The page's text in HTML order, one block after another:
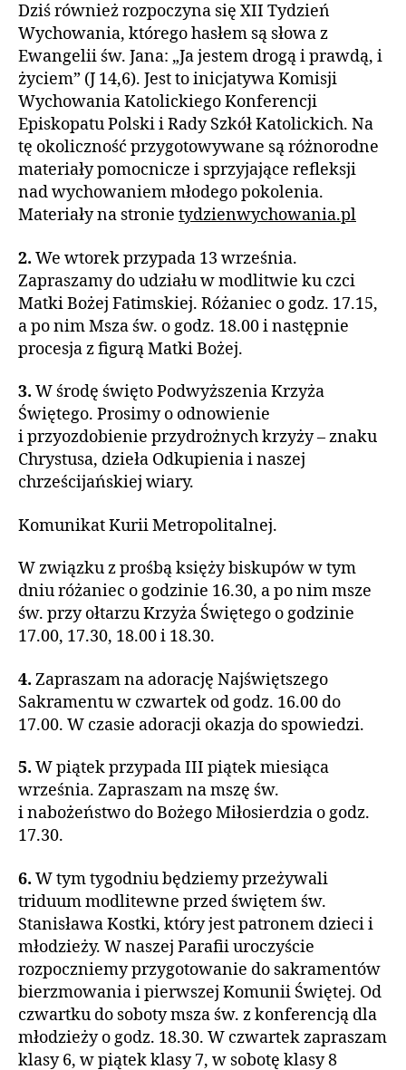
Dziś również rozpoczyna się XII Tydzień
Wychowania, którego hasłem są słowa z
Ewangelii św. Jana: „Ja jestem drogą i prawdą, i
życiem” (J 14,6). Jest to inicjatywa Komisji
Wychowania Katolickiego Konferencji
Episkopatu Polski i Rady Szkół Katolickich. Na
tę okoliczność przygotowywane są różnorodne
materiały pomocnicze i sprzyjające refleksji
nad wychowaniem młodego pokolenia.
Materiały na stronie tydzienwychowania.pl
2. We wtorek przypada 13 września.
Zapraszamy do udziału w modlitwie ku czci
Matki Bożej Fatimskiej. Różaniec o godz. 17.15,
a po nim Msza św. o godz. 18.00 i następnie
procesja z figurą Matki Bożej.
3. W środę święto Podwyższenia Krzyża
Świętego. Prosimy o odnowienie
i przyozdobienie przydrożnych krzyży – znaku
Chrystusa, dzieła Odkupienia i naszej
chrześcijańskiej wiary.
Komunikat Kurii Metropolitalnej.
W związku z prośbą księży biskupów w tym
dniu różaniec o godzinie 16.30, a po nim msze
św. przy ołtarzu Krzyża Świętego o godzinie
17.00, 17.30, 18.00 i 18.30.
4. Zapraszam na adorację Najświętszego
Sakramentu w czwartek od godz. 16.00 do
17.00. W czasie adoracji okazja do spowiedzi.
5. W piątek przypada III piątek miesiąca
września. Zapraszam na mszę św.
i nabożeństwo do Bożego Miłosierdzia o godz.
17.30.
6. W tym tygodniu będziemy przeżywali
triduum modlitewne przed świętem św.
Stanisława Kostki, który jest patronem dzieci i
młodzieży. W naszej Parafii uroczyście
rozpoczniemy przygotowanie do sakramentów
bierzmowania i pierwszej Komunii Świętej. Od
czwartku do soboty msza św. z konferencją dla
młodzieży o godz. 18.30. W czwartek zapraszam
klasy 6, w piątek klasy 7, w sobotę klasy 8